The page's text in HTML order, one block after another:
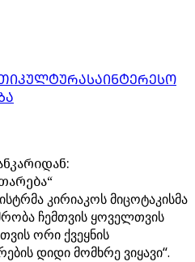
ᲙᲣᲚᲢᲣᲠᲐᲡᲐᲘᲜᲢᲔᲠᲔᲡᲝ
კირიაკოს მიცოტაკისმა
ჩემთვის ყოველთვის
ორი ქვეყნის
დიდი მომხრე ვიყავი“.